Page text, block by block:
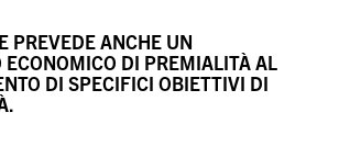
PREVEDE ANCHE UN
DI PREMIALITÀ AL
DI SPECIFICI OBIETTIVI DI